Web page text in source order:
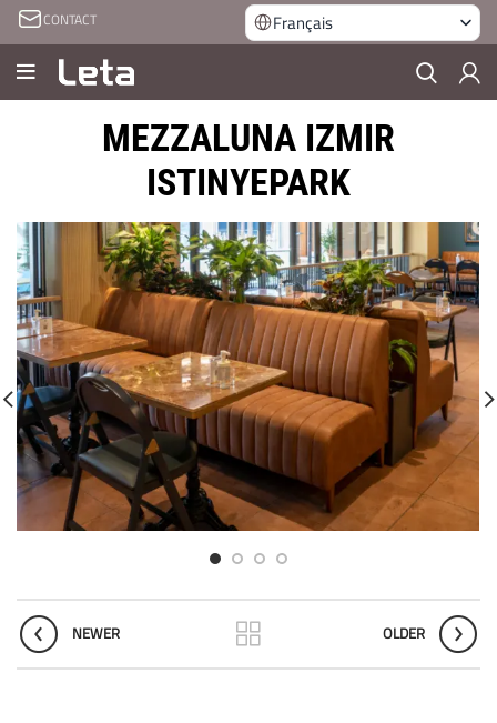
CONTACT Français
MEZZALUNA IZMIR
ISTINYEPARK
NEWER OLDER